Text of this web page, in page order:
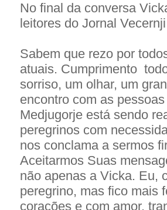
No final da conversa
leitores do Jornal
Sabem que rezo por
atuais. Cumprimento
sorriso, um olhar, um
encontro com as
Medjugorje está sendo
peregrinos com
nos conclama a sermos
Aceitarmos Suas
não apenas a Vicka. Eu,
peregrino, mas fico mais
corações e com amor,